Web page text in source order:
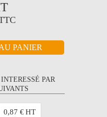
PAR
0,87 €HT